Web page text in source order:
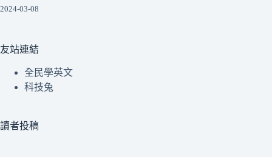
2024-03-08
友站連結
全民學英文
科技兔
讀者投稿